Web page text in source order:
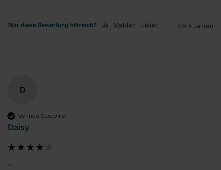
War diese Bewertung hilfreich? Ja Melden Teilen vor 6 Jahren
D
Verified Customer
Daisy
...